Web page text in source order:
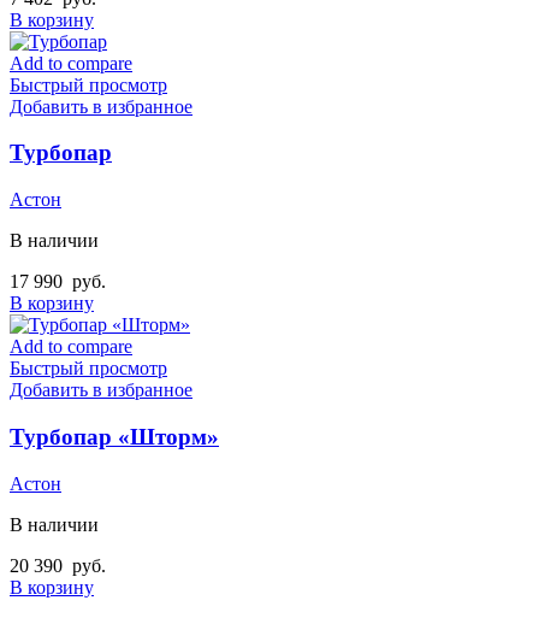
В корзину
Add to compare
Быстрый просмотр
Добавить в избранное
Турбопар
Астон
В наличии
17 990 руб.
В корзину
Add to compare
Быстрый просмотр
Добавить в избранное
Турбопар «Шторм»
Астон
В наличии
20 390 руб.
В корзину